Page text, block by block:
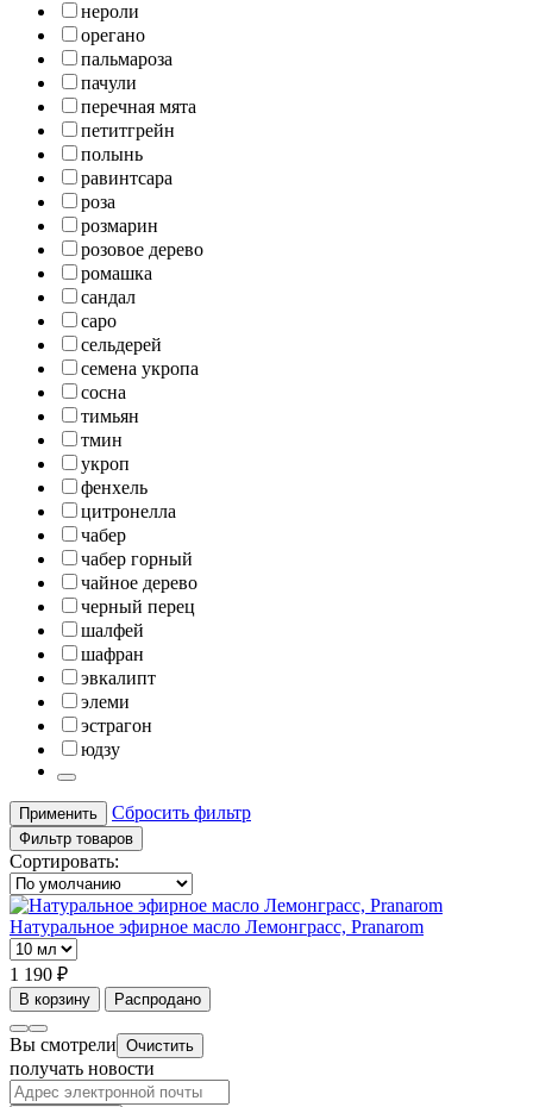
нероли
орегано
пальмароза
пачули
перечная мята
петитгрейн
полынь
равинтсара
роза
розмарин
розовое дерево
ромашка
сандал
саро
сельдерей
семена укропа
сосна
тимьян
тмин
укроп
фенхель
цитронелла
чабер
чабер горный
чайное дерево
черный перец
шалфей
шафран
эвкалипт
элеми
эстрагон
юдзу
Применить Сбросить фильтр
Фильтр товаров
Сортировать:
Натуральное эфирное масло Лемонграсс, Pranarom
1 190 ₽
В корзину Распродано
Вы смотрели Очистить
получать новости